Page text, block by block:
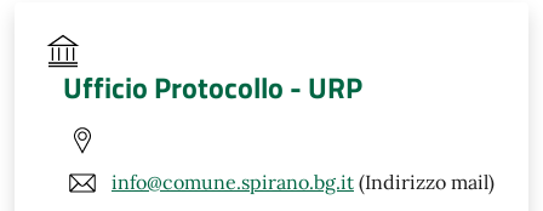
Ufficio Protocollo - URP
info@comune.spirano.bg.it (Indirizzo mail)